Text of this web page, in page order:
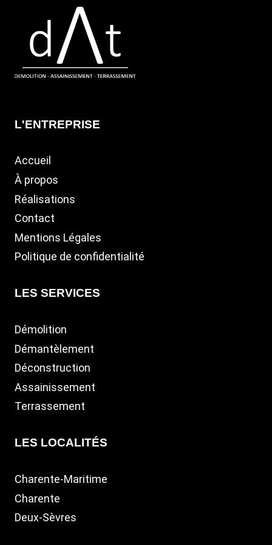
l’assainissement et la déconstruction. Qu’il
s’agisse de travaux pour les particuliers ou les
collectivités, nous avons les compétences et
les équipements nécessaires pour mener à
bien vos projets.
en mesure de répondre à tous vos besoins.
de location d’engins pour faciliter vos travaux.
Que ce soit pour un simple terrassement ou
une intervention plus complexe, nous avons
les équipements adaptés à vos besoins. Nous
sommes fiers de notre réputation et de la
satisfaction de nos clients. La qualité de notre
service pour tous vos travaux en Charente
Maritime comme à
Saintes. Une visite sur notre site internet dédié
vous permettra de découvrir plus en détail nos
prestations et de prendre contact avec notre
accompagner dans vos projets et de vous
L'ENTREPRISE
Accueil
À propos
Réalisations
Contact
Mentions Légales
Politique de confidentialité
LES SERVICES
Démolition
Démantèlement
Déconstruction
Assainissement
Terrassement
LES LOCALITÉS
Charente-Maritime
Charente
Deux-Sèvres